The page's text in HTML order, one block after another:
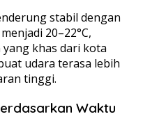
stabil dengan
20–22°C,
khas dari kota
udara terasa lebih
tinggi.
Waktu